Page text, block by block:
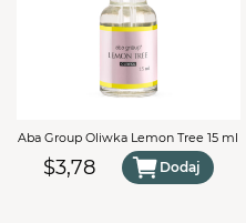
Aba Group Oliwka Lemon Tree 15 ml
$3,78 Dodaj